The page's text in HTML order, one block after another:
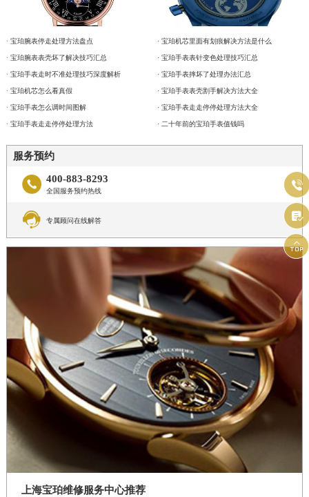
· 宝珀腕表停走处理方法盘点
· 宝珀腕表表壳坏了解决技巧汇总
· 宝珀手表走时不准处理技巧深度解析
· 宝珀机芯怎么看真假
· 宝珀手表怎么调时间图解
· 宝珀手表走走停停处理方法
· 宝珀机芯里面有划痕解决方法是什么
· 宝珀手表表针变色处理技巧汇总
· 宝珀手表摔坏了处理办法汇总
· 宝珀手表表壳割手解决方法大全
· 宝珀手表走走停停处理方法大全
· 二十年前的宝珀手表值钱吗
服务预约
 400-883-8293
全国服务预约热线
 专属顾问在线解答
上海宝珀维修服务中心推荐


